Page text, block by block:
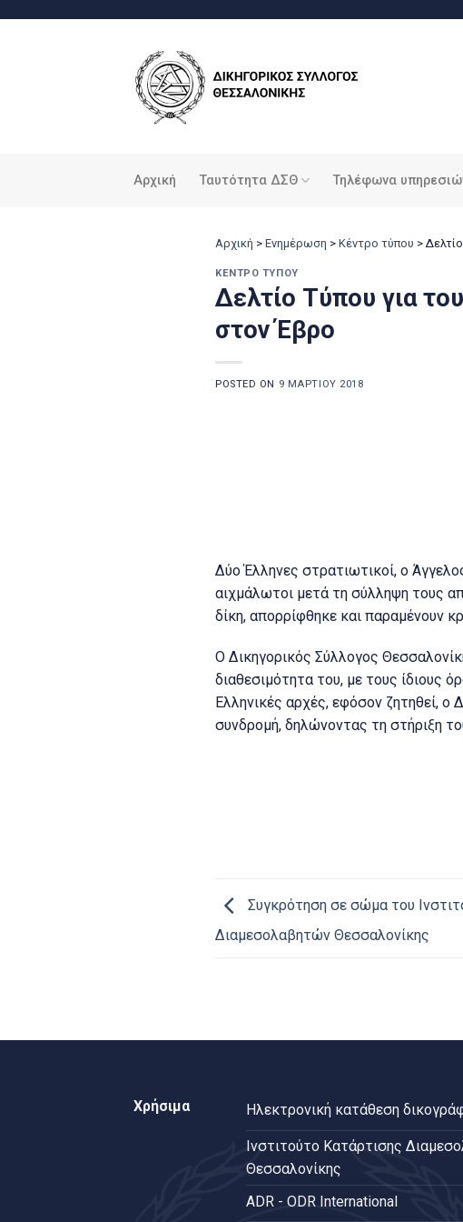
Αρχική Ταυτότητα ΔΣΘ Τηλέφωνα
Αρχική > Ενημέρωση > Κέντρο τύπου >
ΚΈΝΤΡΟ ΤΎΠΟΥ
Δελτίο Τύπου για
στον Έβρο
POSTED ON 9 ΜΑΡΤΊΟΥ 2018
Δύο Έλληνες στρατιωτικοί, ο
αιχμάλωτοι μετά τη σύλληψη τους
δίκη, απορρίφθηκε και παραμένουν
Ο Δικηγορικός Σύλλογος
διαθεσιμότητα του, με τους ίδιους
Ελληνικές αρχές, εφόσον ζητηθεί,
συνδρομή, δηλώνοντας τη στήριξη
Συγκρότηση σε σώμα του
Διαμεσολαβητών Θεσσαλονίκης
Χρήσιμα Ηλεκτρονική κατάθεση
Ινστιτούτο Κατάρτισης
Θεσσαλονίκης
ADR - ODR International